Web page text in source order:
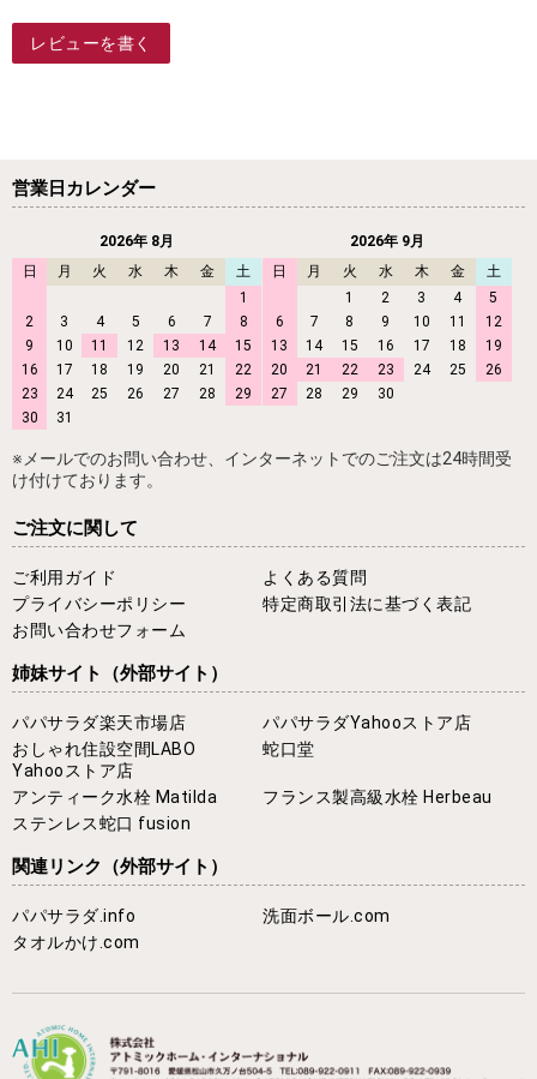
レビューを書く
営業日カレンダー
2026年 8月
日
月 火 水 木 金
土
1
2
3 4 5 6 7
8
9
10 11 12 13 14
15
16
17 18 19 20 21
22
23
24 25 26 27 28
29
30
31
2026年 9月
日
月 火 水 木 金
土
1
2 3 4
5
6
7 8 9 10 11
12
13
14 15 16 17 18
19
20
21 22 23 24 25
26
27
28 29 30
※メールでのお問い合わせ、インターネットでのご注文は24時間受
け付けております。
ご注文に関して
ご利用ガイド
よくある質問
プライバシーポリシー
特定商取引法に基づく表記
お問い合わせフォーム
姉妹サイト （外部サイト）
パパサラダ楽天市場店
パパサラダYahooストア店
おしゃれ住設空間LABO
Yahooストア店
蛇口堂
アンティーク水栓 Matilda
フランス製高級水栓 Herbeau
ステンレス蛇口 fusion
関連リンク （外部サイト）
パパサラダ.info
洗面ボール.com
タオルかけ.com